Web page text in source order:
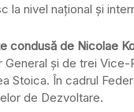
la nivel național și
condusă de Nicolae
General și de trei
Stoica. În cadrul
de Dezvoltare.